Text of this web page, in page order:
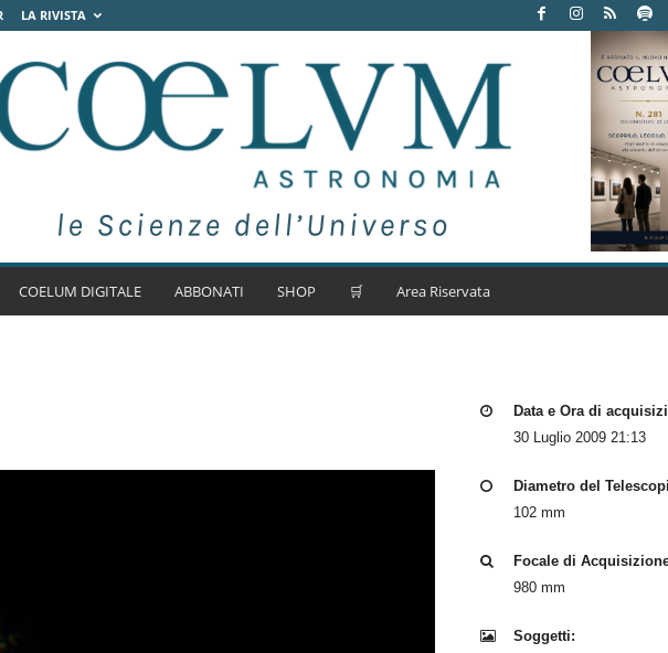
LA RIVISTA
COELUM DIGITALE ABBONATI SHOP 🛒 Area Riservata
Data e Ora di
30 Luglio 2009 21:13
Diametro del
102 mm
Focale di
980 mm
Soggetti: